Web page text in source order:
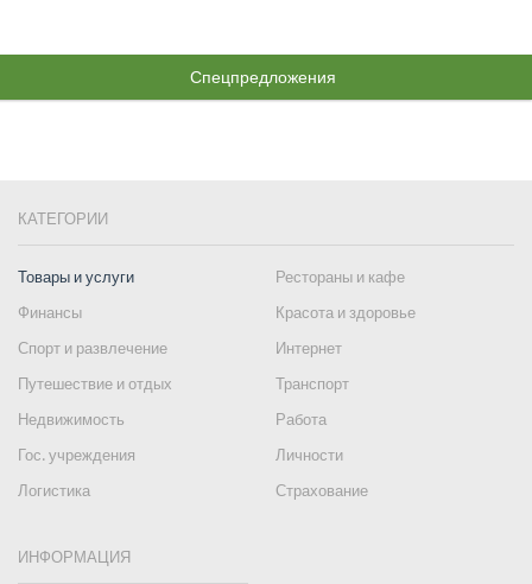
Спецпредложения
КАТЕГОРИИ
Товары и услуги
Рестораны и кафе
Финансы
Красота и здоровье
Спорт и развлечение
Интернет
Путешествие и отдых
Транспорт
Недвижимость
Работа
Гос. учреждения
Личности
Логистика
Страхование
ИНФОРМАЦИЯ